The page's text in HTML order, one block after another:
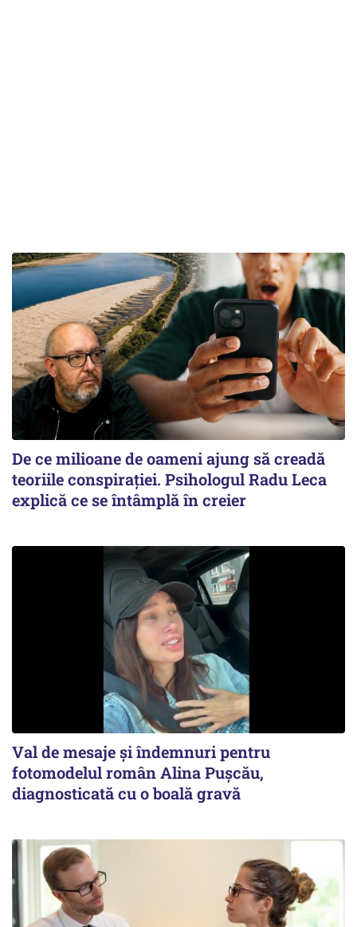
De ce milioane de oameni ajung să creadă
teoriile conspirației. Psihologul Radu Leca
explică ce se întâmplă în creier
Val de mesaje și îndemnuri pentru
fotomodelul român Alina Pușcău,
diagnosticată cu o boală gravă